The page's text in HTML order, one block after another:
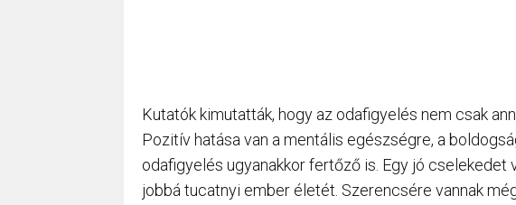
Kutatók kimutatták, hogy az odafigyelés nem csak
Pozitív hatása van a mentális egészségre, a
odafigyelés ugyanakkor fertőző is. Egy jó
jobbá tucatnyi ember életét. Szerencsére vannak